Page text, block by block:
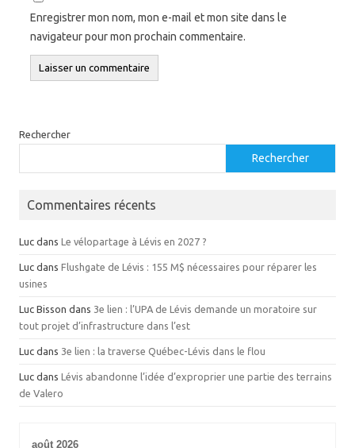
Enregistrer mon nom, mon e-mail et mon site dans le
navigateur pour mon prochain commentaire.
Rechercher
Rechercher
Commentaires récents
Luc dans Le vélopartage à Lévis en 2027 ?
Luc dans Flushgate de Lévis : 155 M$ nécessaires pour réparer les
usines
Luc Bisson dans 3e lien : l’UPA de Lévis demande un moratoire sur
tout projet d’infrastructure dans l’est
Luc dans 3e lien : la traverse Québec-Lévis dans le flou
Luc dans Lévis abandonne l’idée d’exproprier une partie des terrains
de Valero
août 2026